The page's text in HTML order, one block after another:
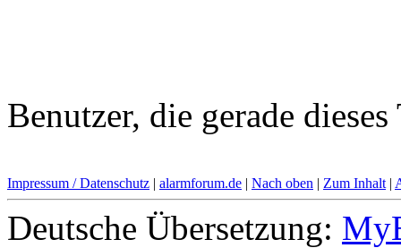
Benutzer, die gerade
Impressum / Datenschutz | alarmforum.de | Nach oben | Zum Inhalt |
Deutsche Übersetzung: